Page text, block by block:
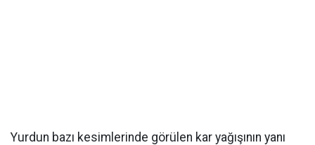
Yurdun bazı kesimlerinde görülen kar yağışının yanı